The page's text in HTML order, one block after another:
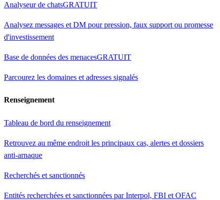
Analyseur de chatsGRATUIT
Analysez messages et DM pour pression, faux support ou promesse
d'investissement
Base de données des menacesGRATUIT
Parcourez les domaines et adresses signalés
Renseignement
Tableau de bord du renseignement
Retrouvez au même endroit les principaux cas, alertes et dossiers
anti-arnaque
Recherchés et sanctionnés
Entités recherchées et sanctionnées par Interpol, FBI et OFAC